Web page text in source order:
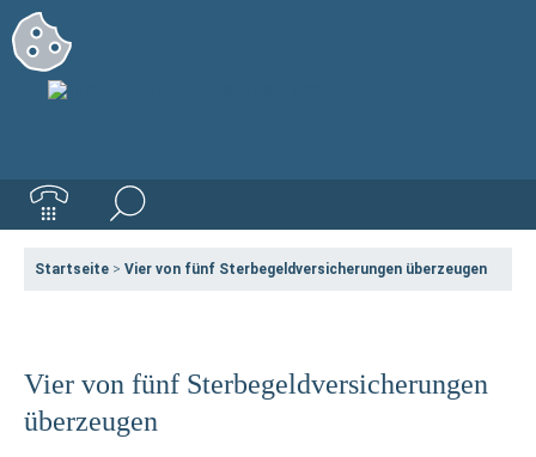
Startseite > Vier von fünf Sterbegeldversicherungen überzeugen
Vier von fünf Sterbegeldversicherungen
überzeugen